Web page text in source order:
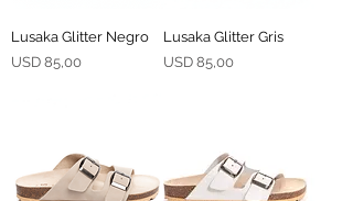
Lusaka Glitter Negro
Precio
USD 85,00
Lusaka Glitter Gris
Precio
USD 85,00